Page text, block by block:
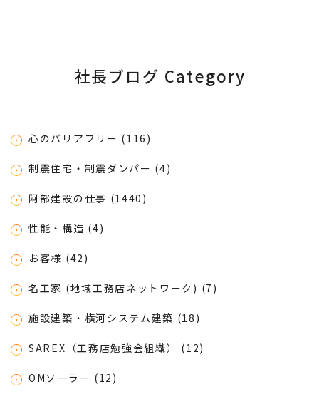
社長ブログ Category
心のバリアフリー (116)
制震住宅・制震ダンパー (4)
阿部建設の仕事 (1440)
性能・構造 (4)
お客様 (42)
名工家 (地域工務店ネットワーク) (7)
施設建築・横河システム建築 (18)
SAREX（工務店勉強会組織） (12)
OMソーラー (12)